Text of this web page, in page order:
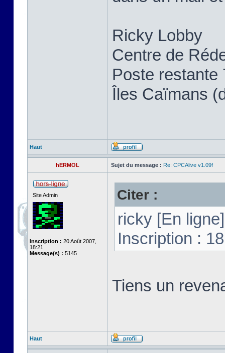
Ricky Lobby
Centre de
Poste restante
Îles Caïmans
Haut
hERMOL Sujet du message : Re: CPCAlive v1.09f
Site Admin
Inscription : 20 Août 2007,
18:21
Message(s) : 5145
Citer :
ricky [En ligne]
Inscription :
Tiens un
Haut